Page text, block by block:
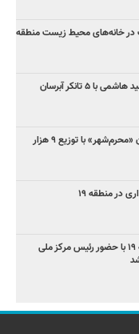
در خانه‌های محیط زیست منطقه
۵ تانکر آبرسان
پذیرایی شهرداری منطقه ۱۹ از عزاداران «محرم‌شهر» با توزیع ۹ هزار
چالش‌های زیرساختی ناحیه ۳ منطقه ۱۹ با حضور رئیس مرکز ملی